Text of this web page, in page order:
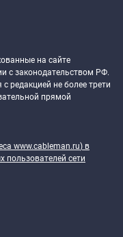
на сайте
с законодательством РФ.
редакцией не более трети
прямой
www.cableman.ru) в
пользователей сети